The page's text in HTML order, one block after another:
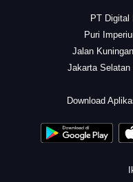
PT Digital
Puri
Jalan
Jakarta Selatan
Download